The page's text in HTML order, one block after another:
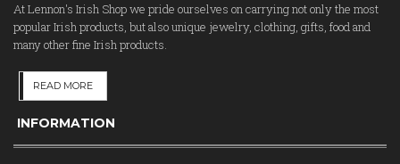
At Lennon's Irish Shop we pride ourselves on carrying not only the most
popular Irish products, but also unique jewelry, clothing, gifts, food and
many other fine Irish products.
READ MORE
INFORMATION